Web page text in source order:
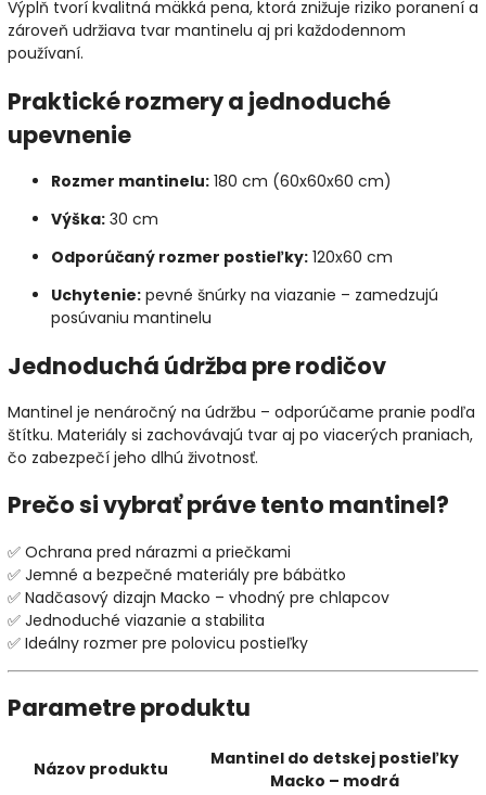
Výplň tvorí kvalitná mäkká pena, ktorá znižuje riziko poranení a
zároveň udržiava tvar mantinelu aj pri každodennom
používaní.
Praktické rozmery a jednoduché
upevnenie
Rozmer mantinelu: 180 cm (60x60x60 cm)
Výška: 30 cm
Odporúčaný rozmer postieľky: 120x60 cm
Uchytenie: pevné šnúrky na viazanie – zamedzujú
posúvaniu mantinelu
Jednoduchá údržba pre rodičov
Mantinel je nenáročný na údržbu – odporúčame pranie podľa
štítku. Materiály si zachovávajú tvar aj po viacerých praniach,
čo zabezpečí jeho dlhú životnosť.
Prečo si vybrať práve tento mantinel?
✅ Ochrana pred nárazmi a priečkami
✅ Jemné a bezpečné materiály pre bábätko
✅ Nadčasový dizajn Macko – vhodný pre chlapcov
✅ Jednoduché viazanie a stabilita
✅ Ideálny rozmer pre polovicu postieľky
Parametre produktu
Názov produktu
Mantinel do detskej postieľky
Macko – modrá